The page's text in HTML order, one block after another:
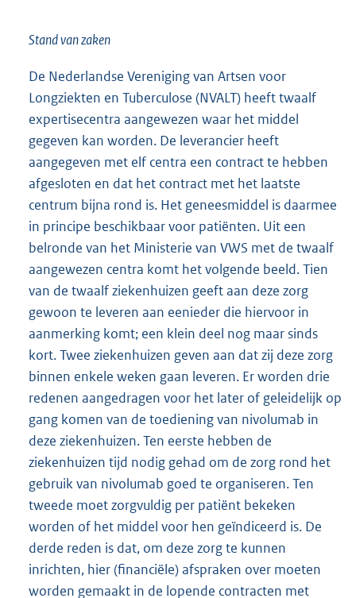
Stand van zaken
De Nederlandse Vereniging van Artsen voor
Longziekten en Tuberculose (NVALT) heeft twaalf
expertisecentra aangewezen waar het middel
gegeven kan worden. De leverancier heeft
aangegeven met elf centra een contract te hebben
afgesloten en dat het contract met het laatste
centrum bijna rond is. Het geneesmiddel is daarmee
in principe beschikbaar voor patiënten. Uit een
belronde van het Ministerie van VWS met de twaalf
aangewezen centra komt het volgende beeld. Tien
van de twaalf ziekenhuizen geeft aan deze zorg
gewoon te leveren aan eenieder die hiervoor in
aanmerking komt; een klein deel nog maar sinds
kort. Twee ziekenhuizen geven aan dat zij deze zorg
binnen enkele weken gaan leveren. Er worden drie
redenen aangedragen voor het later of geleidelijk op
gang komen van de toediening van nivolumab in
deze ziekenhuizen. Ten eerste hebben de
ziekenhuizen tijd nodig gehad om de zorg rond het
gebruik van nivolumab goed te organiseren. Ten
tweede moet zorgvuldig per patiënt bekeken
worden of het middel voor hen geïndiceerd is. De
derde reden is dat, om deze zorg te kunnen
inrichten, hier (financiële) afspraken over moeten
worden gemaakt in de lopende contracten met